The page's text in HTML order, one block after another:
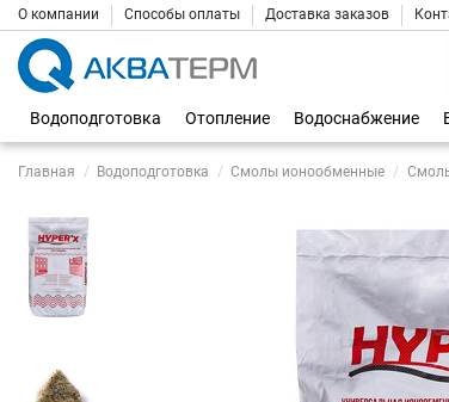
О компании Способы оплаты Доставка заказов
Водоподготовка
Отопление Водоснабжение
Главная Водоподготовка Смолы ионообменные